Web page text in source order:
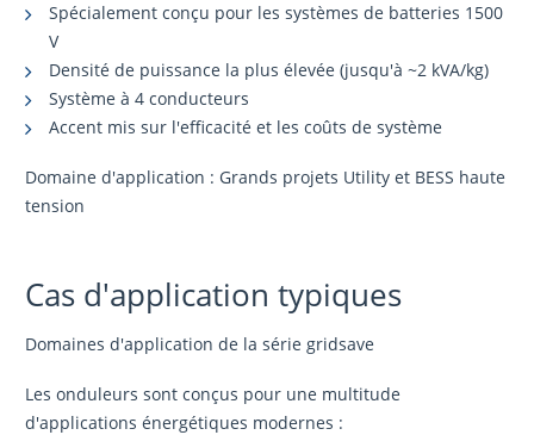
Spécialement conçu pour les systèmes de batteries 1500
V
Densité de puissance la plus élevée (jusqu'à ~2 kVA/kg)
Système à 4 conducteurs
Accent mis sur l'efficacité et les coûts de système
Domaine d'application : Grands projets Utility et BESS haute
tension
Cas d'application typiques
Domaines d'application de la série gridsave
Les onduleurs sont conçus pour une multitude
d'applications énergétiques modernes :